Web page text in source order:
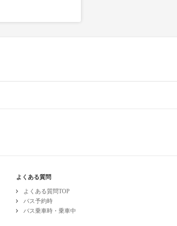
よくある質問
よくある質問TOP
バス予約時
バス乗車時・乗車中